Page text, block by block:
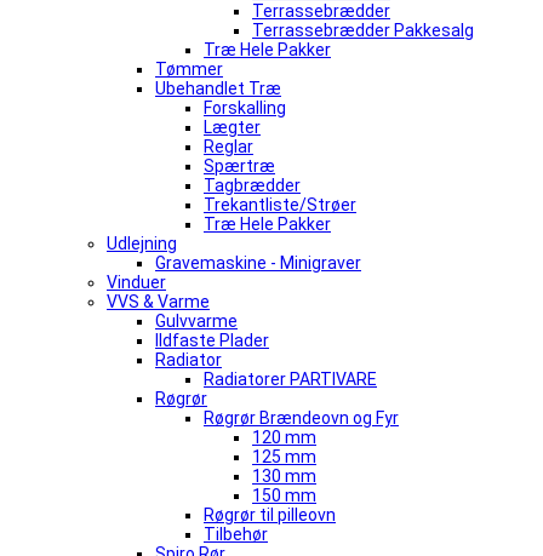
Terrassebrædder
Terrassebrædder Pakkesalg
Træ Hele Pakker
Tømmer
Ubehandlet Træ
Forskalling
Lægter
Reglar
Spærtræ
Tagbrædder
Trekantliste/Strøer
Træ Hele Pakker
Udlejning
Gravemaskine - Minigraver
Vinduer
VVS & Varme
Gulvvarme
Ildfaste Plader
Radiator
Radiatorer PARTIVARE
Røgrør
Røgrør Brændeovn og Fyr
120 mm
125 mm
130 mm
150 mm
Røgrør til pilleovn
Tilbehør